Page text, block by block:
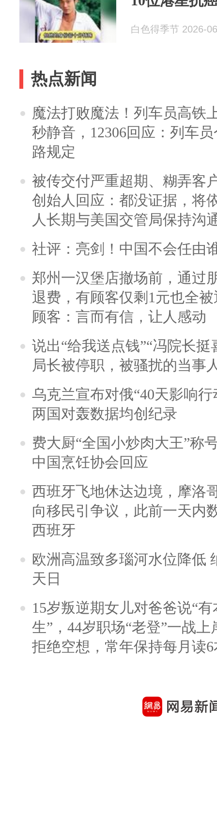
白色得季节 2026-
热点新闻
魔法打败魔法！列车员高铁
秒静音，12306回应：列车
路规定
被传交付严重超期、糊弄客
创始人回应：都没证据，将
人长期与美国交管局保持沟
社评：亮剑！中国不会任由
郑州一汉堡店撤场前，通过
退费，有顾客仅剩1元也全
顾客：言而有信，让人感动
说出“给我送点钱”“冯院长
局长被停职，被骚扰的当事
乌克兰宣布对俄“40天影响
两国对轰数据均创纪录
费大厨“全国小炒肉大王”称
中国烹饪协会回应
西班牙飞地休达边境，摩洛
向移民引争议，此前一天内
西班牙
欧洲高温致多瑙河水位降低
天日
15岁叛逆期女儿对爸爸说“
生”，44岁职场“老登”一战上
拒绝空想，常年保持每月读